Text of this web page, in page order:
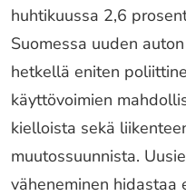
huhtikuussa 2,6
Suomessa uuden
hetkellä eniten
käyttövoimien
kielloista sekä
muutossuunnista.
väheneminen hidastaa